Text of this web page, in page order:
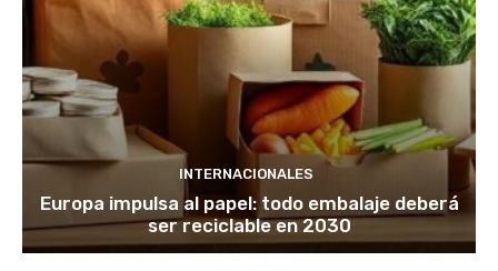
INTERNACIONALES
Europa impulsa al papel: todo embalaje deberá
ser reciclable en 2030